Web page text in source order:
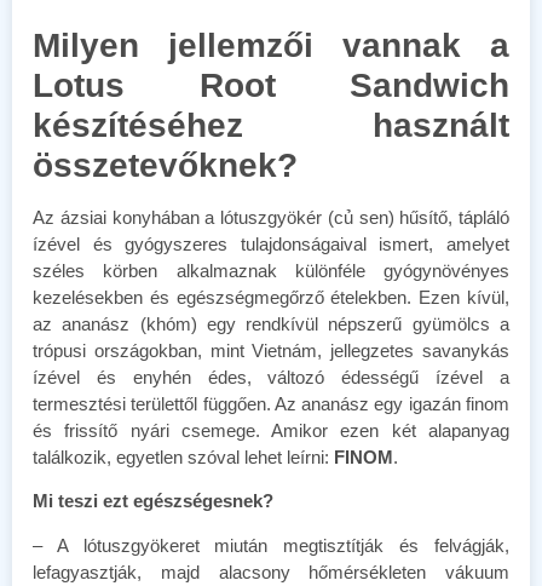
Milyen jellemzői vannak a
Lotus Root Sandwich
készítéséhez használt
összetevőknek?
Az ázsiai konyhában a lótuszgyökér (củ sen) hűsítő, tápláló
ízével és gyógyszeres tulajdonságaival ismert, amelyet
széles körben alkalmaznak különféle gyógynövényes
kezelésekben és egészségmegőrző ételekben. Ezen kívül,
az ananász (khóm) egy rendkívül népszerű gyümölcs a
trópusi országokban, mint Vietnám, jellegzetes savanykás
ízével és enyhén édes, változó édességű ízével a
termesztési területtől függően. Az ananász egy igazán finom
és frissítő nyári csemege. Amikor ezen két alapanyag
találkozik, egyetlen szóval lehet leírni: FINOM.
Mi teszi ezt egészségesnek?
– A lótuszgyökeret miután megtisztítják és felvágják,
lefagyasztják, majd alacsony hőmérsékleten vákuum